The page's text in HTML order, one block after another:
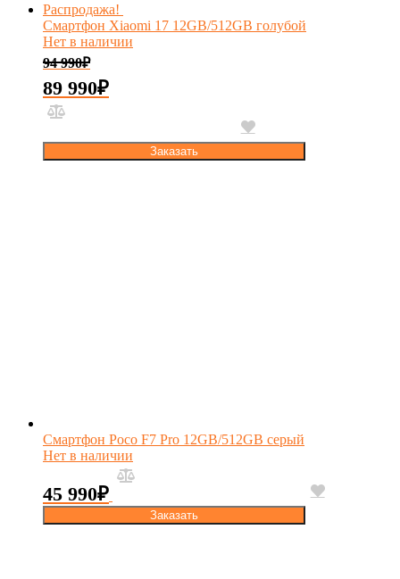
Распродажа!
Смартфон Xiaomi 17 12GB/512GB голубой
Нет в наличии
94 990₽
89 990₽
Заказать
Смартфон Poco F7 Pro 12GB/512GB серый
Нет в наличии
45 990₽
Заказать